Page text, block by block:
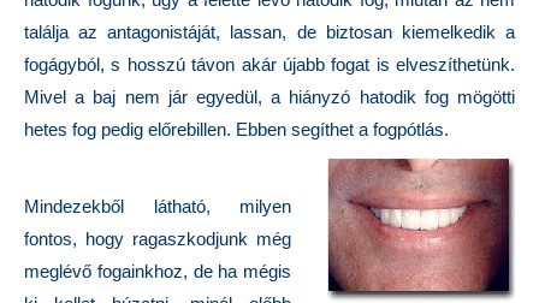
találja az antagonistáját, lassan, de biztosan kiemelkedik a
fogágyból, s hosszú távon akár újabb fogat is elveszíthetünk.
Mivel a baj nem jár egyedül, a hiányzó hatodik fog mögötti
hetes fog pedig előrebillen. Ebben segíthet a fogpótlás.
Mindezekből látható, milyen
fontos, hogy ragaszkodjunk még
meglévő fogainkhoz, de ha mégis